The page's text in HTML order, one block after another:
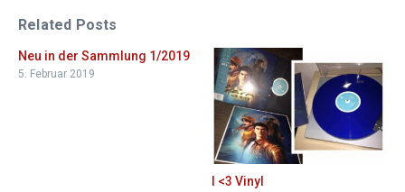
Related Posts
Neu in der Sammlung 1/2019
5. Februar 2019
I <3 Vinyl